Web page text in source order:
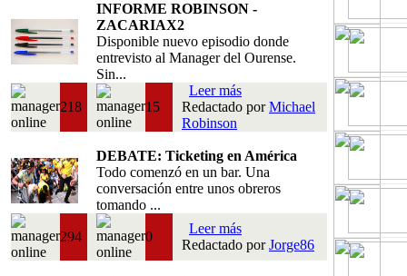
INFORME ROBINSON -
ZACARIAX2
Disponible nuevo episodio donde
entrevisto al Manager del Ourense.
Sin...
218 15
Leer más
Redactado porMichael
Robinson
DEBATE: Ticketing en América
Todo comenzó en un bar. Una
conversación entre unos obreros
tomando ...
294 0
Leer más
Redactado porJorge86